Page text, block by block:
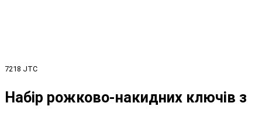
7218 JTC
Набір рожково-накидних ключів з